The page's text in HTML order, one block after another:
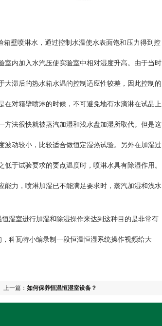
壁喷淋水，通过控制水温使水表面饱和压力得到控
室内加入水汽压使实验室中相对湿度升高。由于当时
滞后的热水箱水温的控制适应性较差，因此控制的
在对箱壁喷淋的时候，不可避免地有水滴淋在试品上
方法很快就被蒸汽加湿和浅水盘加湿所取代。但是这
动较小，比较适合做恒定湿热试验。另外在加湿过
于试验要求的要点温度时，喷淋水具有除湿作用。
力，喷淋加湿已不能满足要求时，蒸汽加湿和浅水
湿室进行加湿和除湿操作来达到这种目的是非常有
，科瓦特小编录制一段恒温恒湿系统操作视频给大
上一篇：如何保养恒温恒湿室设备？